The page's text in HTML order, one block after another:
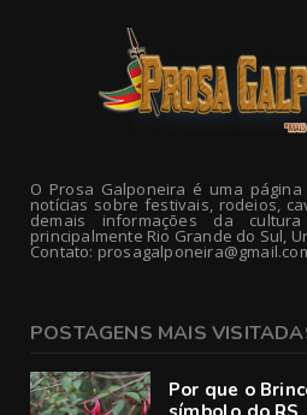
O Prosa Galponeira é uma
notícias sobre festivais, rodeios,
demais informações da
principalmente Rio Grande do Sul,
Contato:
POSTAGENS MAIS
Por que o